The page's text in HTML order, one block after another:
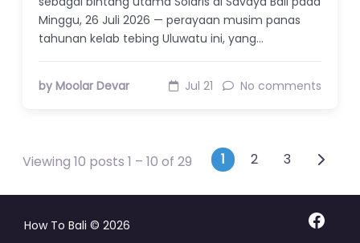
Minggu, 26 Juli 2026 — perayaan musim panas
tahunan kelab tebing Uluwatu ini, yang…
by Moolar Devar Jul 21 No comments
Viewing 10 posts 1 – 10 of 29 Posts
1 2 3
How To Bali © 2026